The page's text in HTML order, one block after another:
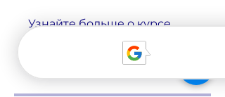
Узнайте больше о курсе
"Самые загадочные
звуки" на нашем сайте!